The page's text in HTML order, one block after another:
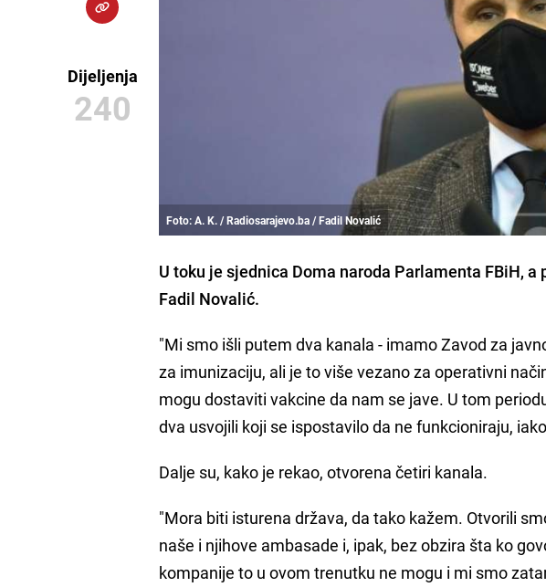
Dijeljenja
240
Foto: A. K. / Radiosarajevo.ba / Fadil Novalić
U toku je sjednica Doma naroda Parlamenta FBiH,
Fadil Novalić.
"Mi smo išli putem dva kanala - imamo Zavod za
za imunizaciju, ali je to više vezano za operativni
mogu dostaviti vakcine da nam se jave. U tom
dva usvojili koji se ispostavilo da ne funkcioniraju,
Dalje su, kako je rekao, otvorena četiri kanala.
"Mora biti isturena država, da tako kažem. Otvorili
naše i njihove ambasade i, ipak, bez obzira šta ko
kompanije to u ovom trenutku ne mogu i mi smo